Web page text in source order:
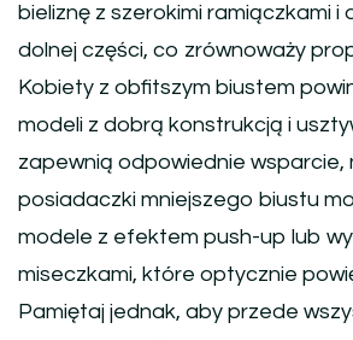
bieliznę z szerokimi ramiączkami i
dolnej części, co zrównoważy
Kobiety z obfitszym biustem
modeli z dobrą konstrukcją i
zapewnią odpowiednie wsparcie,
posiadaczki mniejszego biustu
modele z efektem push-up lub
miseczkami, które optycznie
Pamiętaj jednak, aby przede